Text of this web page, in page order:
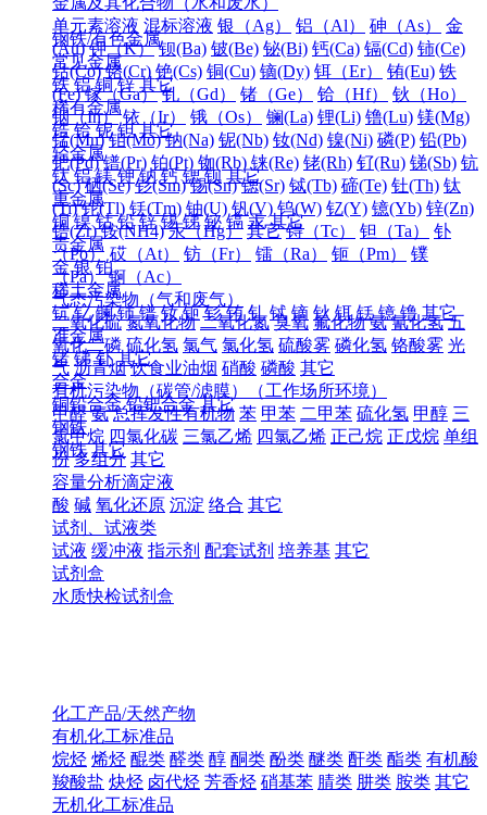
单元素溶液 混标溶液 银（Ag） 铝（Al） 砷（As）
金
(Au) 钾（K） 钡(Ba) 铍(Be) 铋(Bi) 钙(Ca) 镉(Cd) 铈(Ce)
钴(Co) 铬(Cr) 铯(Cs) 铜(Cu) 镝(Dy) 铒（Er） 铕(Eu) 铁
(Fe) 镓（Ga） 钆（Gd） 锗（Ge） 铪（Hf）
钬（Ho）
铟（In） 铱（Ir） 锇（Os） 镧(La) 锂(Li) 镥(Lu) 镁(Mg)
锰(Mn) 钼(Mo) 钠(Na) 铌(Nb) 钕(Nd) 镍(Ni) 磷(P) 铅(Pb)
钯(Pd) 镨(Pr) 铂(Pt) 铷(Rb) 铼(Re) 铑(Rh) 钌(Ru) 锑(Sb) 钪
(Sc) 硒(Se) 钐(Sm) 锡(Sn) 锶(Sr) 铽(Tb) 碲(Te) 钍(Th) 钛
(Ti) 铊(Tl) 铥(Tm) 铀(U) 钒(V) 钨(W) 钇(Y) 镱(Yb) 锌(Zn)
锆(Zr) 铵(NH4) 汞（Hg） 其它 锝（Tc） 钽（Ta）
钋
（Po） 砹（At） 钫（Fr） 镭（Ra） 钷（Pm）
镤
（Pa） 锕（Ac）
气态污染物（气和废气）
二氧化硫 氮氧化物 二氧化氮 臭氧 氟化物 氨 氰化氢 五
氧化二磷 硫化氢 氯气 氯化氢 硫酸雾 磷化氢 铬酸雾 光
气 沥青烟 饮食业油烟 硝酸 磷酸 其它
有机污染物（碳管/滤膜）（工作场所环境）
甲醛 氨 总挥发性有机物 苯 甲苯 二甲苯 硫化氢 甲醇 三
氯甲烷 四氯化碳 三氯乙烯 四氯乙烯 正己烷 正戊烷 单组
份 多组分 其它
容量分析滴定液
酸 碱 氧化还原 沉淀 络合 其它
试剂、试液类
试液 缓冲液 指示剂 配套试剂 培养基 其它
试剂盒
水质快检试剂盒
钢铁/有色金属
常见金属
铁 铝 铜 锌 其它
稀有金属
锆 铪 铌 钽 其它
轻金属
钛 铝 镁 钾 钠 钙 锶 钡 其它
重金属
铜 镍 钴 铅 锌 锡 锑 铋 镉 汞 其它
贵金属
金 银 铂
稀土金属
钪 钇 镧 铈 镨 钕 钷 钐 铕 钆 铽 镝 钬 铒 铥 镱 镥 其它
准金属
锗 锑 钋 其它
合金
铜铅合金 铅钯合金 其它
钢铁
钢铁 其它
化工产品/天然产物
有机化工标准品
烷烃 烯烃 醌类 醛类 醇 酮类 酚类 醚类 酐类 酯类 有机酸
羧酸盐 炔烃 卤代烃 芳香烃 硝基苯 腈类 肼类 胺类 其它
无机化工标准品